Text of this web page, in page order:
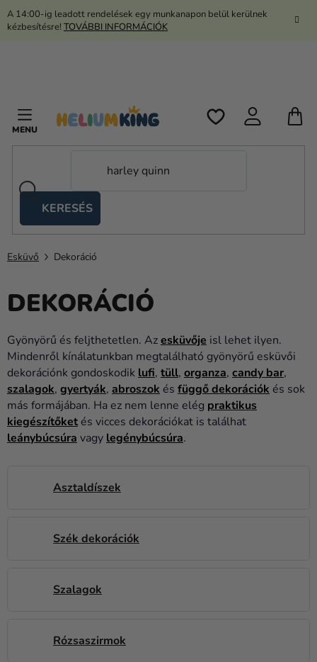
Ugrás
A 14:00-ig leadott rendelések egy munkanapon belül kerülnek
kézbesítésre! TOVÁBBI INFORMÁCIÓK
KERESÉS
sátrak
Kanekalon
Hélium
és
Esküvő
Party
Dekoráció
és
kiegészítők
Sütés
Ajándékok
Kreatív
Esküvő Dekoráció
DEKORÁCIÓ
Gyönyörű és feljthetetlen. Azesküvője isl lehet ilyen.
Mindenről kínálatunkban megtalálható gyönyörű esküvői
dekorációnk gondoskodik lufi, tüll, organza, candy bar,
szalagok, gyertyák, abroszok és függő dekorációk és sok
más formájában. Ha ez nem lenne elég praktikus
kiegészítőket és vicces dekorációkat is találhat
leánybúcsúra vagy legénybúcsúra.
Asztaldíszek
Szék dekorációk
Szalagok
Rózsaszirmok